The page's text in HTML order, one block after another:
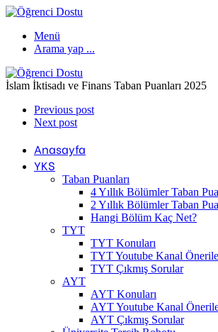
Menü
Arama yap ...
İslam İktisadı ve Finans Taban Puanları 2025
Previous post
Next post
Anasayfa
YKS
Taban Puanları
4 Yıllık Bölümler Taban
2 Yıllık Bölümler Taban
Hangi Bölüm Kaç Net?
TYT
TYT Konuları
TYT Youtube Kanal
TYT Çıkmış Sorular
AYT
AYT Konuları
AYT Youtube Kanal
AYT Çıkmış Sorular